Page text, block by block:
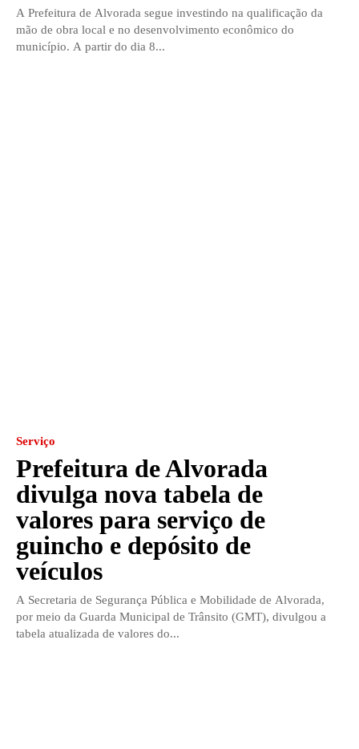
A Prefeitura de Alvorada segue investindo na qualificação da
mão de obra local e no desenvolvimento econômico do
município. A partir do dia 8...
Serviço
Prefeitura de Alvorada
divulga nova tabela de
valores para serviço de
guincho e depósito de
veículos
A Secretaria de Segurança Pública e Mobilidade de Alvorada,
por meio da Guarda Municipal de Trânsito (GMT), divulgou a
tabela atualizada de valores do...